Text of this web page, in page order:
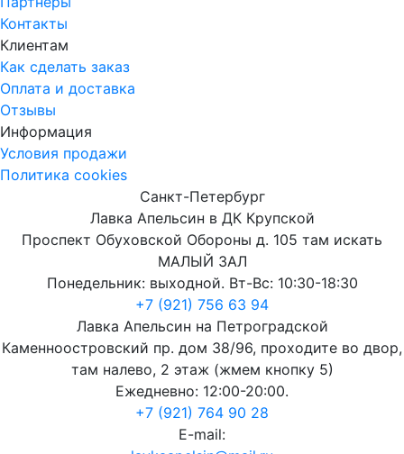
Контакты
Клиентам
Как сделать заказ
Оплата и доставка
Отзывы
Информация
Условия продажи
Политика cookies
Санкт-Петербург
Лавка Апельсин в ДК Крупской
Проспект Обуховской Обороны д. 105 там искать
МАЛЫЙ ЗАЛ
Понедельник: выходной. Вт-Вс: 10:30-18:30
+7 (921) 756 63 94
Лавка Апельсин на Петроградской
Каменноостровский пр. дом 38/96, проходите во двор,
там налево, 2 этаж (жмем кнопку 5)
Ежедневно: 12:00-20:00.
+7 (921) 764 90 28
E-mail: